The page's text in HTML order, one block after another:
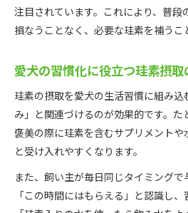
注目されています。これにより、普段
損なうことなく、必要な珪素を補うこ
愛犬の習慣化に役立つ珪素摂取
珪素の摂取を愛犬の生活習慣に組み
み」と関連づけるのが効果的です。
褒美の際に珪素を含むサプリメント
と受け入れやすくなります。
また、飼い主が毎日同じタイミングで
「この時間にはもらえる」と認識し